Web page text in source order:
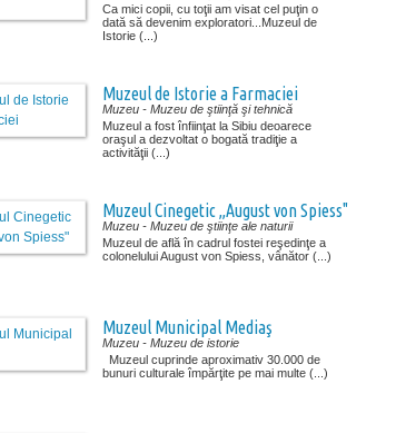
Ca mici copii, cu toţii am visat cel puţin o
dată să devenim exploratori...Muzeul de
Istorie (...)
Muzeul de Istorie a Farmaciei
Muzeu - Muzeu de ştiinţă şi tehnică
Muzeul a fost înfiinţat la Sibiu deoarece
oraşul a dezvoltat o bogată tradiţie a
activităţii (...)
Muzeul Cinegetic „August von Spiess"
Muzeu - Muzeu de ştiinţe ale naturii
Muzeul de află în cadrul fostei reşedinţe a
colonelului August von Spiess, vânător (...)
Muzeul Municipal Mediaş
Muzeu - Muzeu de istorie
Muzeul cuprinde aproximativ 30.000 de
bunuri culturale împărţite pe mai multe (...)